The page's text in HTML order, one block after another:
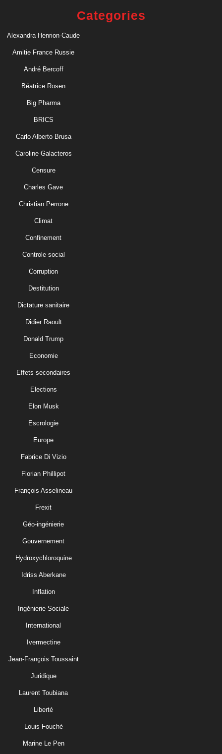
Categories
Alexandra Henrion-Caude
Amitie France Russie
André Bercoff
Béatrice Rosen
Big Pharma
BRICS
Carlo Alberto Brusa
Caroline Galacteros
Censure
Charles Gave
Christian Perrone
Climat
Confinement
Controle social
Corruption
Destitution
Dictature sanitaire
Didier Raoult
Donald Trump
Economie
Effets secondaires
Elections
Elon Musk
Escrologie
Europe
Fabrice Di Vizio
Florian Phillipot
François Asselineau
Frexit
Géo-ingénierie
Gouvernement
Hydroxychloroquine
Idriss Aberkane
Inflation
Ingénierie Sociale
International
Ivermectine
Jean-François Toussaint
Juridique
Laurent Toubiana
Liberté
Louis Fouché
Marine Le Pen